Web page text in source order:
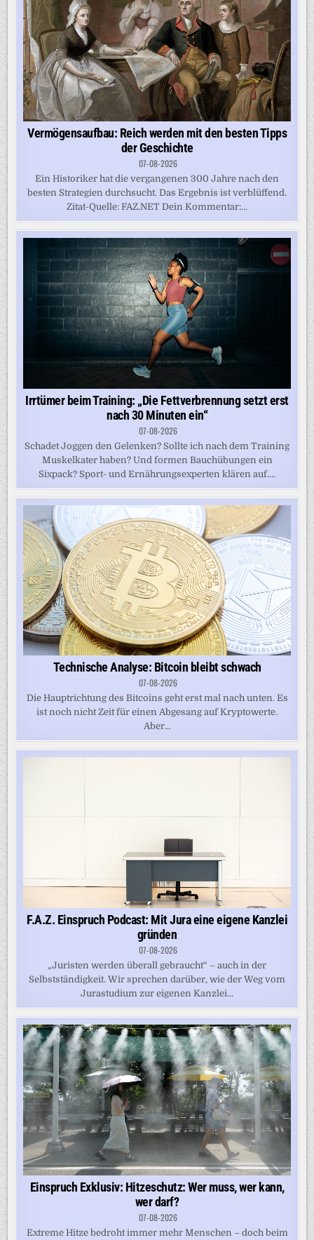
Vermögensaufbau: Reich werden mit den besten Tipps
der Geschichte
07-08-2026
Ein Historiker hat die vergangenen 300 Jahre nach den
besten Strategien durchsucht. Das Ergebnis ist verblüffend.
Zitat-Quelle: FAZ.NET Dein Kommentar:...
Irrtümer beim Training: „Die Fettverbrennung setzt erst
nach 30 Minuten ein“
07-08-2026
Schadet Joggen den Gelenken? Sollte ich nach dem Training
Muskelkater haben? Und formen Bauchübungen ein
Sixpack? Sport- und Ernährungsexperten klären auf....
Technische Analyse: Bitcoin bleibt schwach
07-08-2026
Die Haupt­richtung des Bitcoins geht erst mal nach unten. Es
ist noch nicht Zeit für einen Abgesang auf Kryptowerte.
Aber...
F.A.Z. Einspruch Podcast: Mit Jura eine eigene Kanzlei
gründen
07-08-2026
„Juristen werden überall gebraucht“ – auch in der
Selbstständigkeit. Wir sprechen darüber, wie der Weg vom
Jurastudium zur eigenen Kanzlei...
Einspruch Exklusiv: Hitzeschutz: Wer muss, wer kann,
wer darf?
07-08-2026
Extreme Hitze bedroht immer mehr Menschen – doch beim